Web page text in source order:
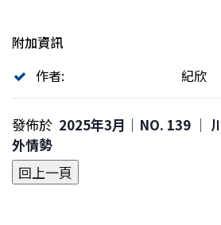
附加資訊
作者:
紀欣
發佈於 2025年3月｜NO. 139 │
外情勢